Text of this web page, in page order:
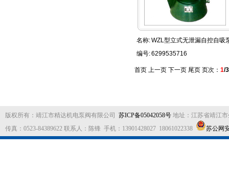
名称:WZL型立式无泄漏自控自吸
编号:6299535716
首页 上一页 下一页 尾页 页次： 1/3
版权所有：靖江市精达机电泵阀有限公司 苏ICP备05042058号 地址：江苏省靖江市
传真：0523-84389622 联系人：陈锋 手机：13901428027 18061022338
苏公网